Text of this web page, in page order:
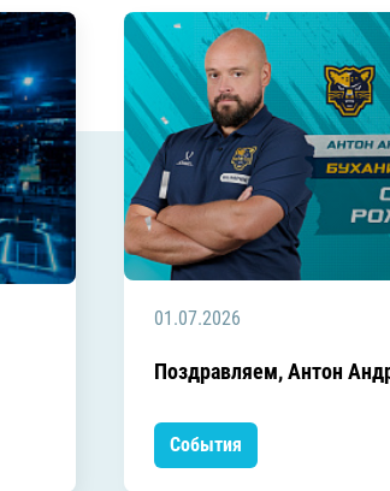
01.07.2026
Поздравляем, Антон
События